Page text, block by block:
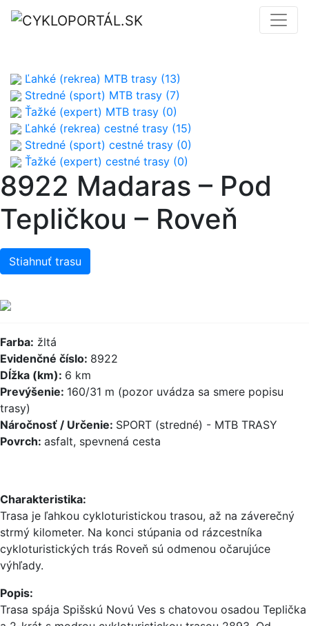
Ľahké (rekrea) MTB trasy (13)
Stredné (sport) MTB trasy (7)
Ťažké (expert) MTB trasy (0)
Ľahké (rekrea) cestné trasy (15)
Stredné (sport) cestné trasy (0)
Ťažké (expert) cestné trasy (0)
8922 Madaras – Pod
Tepličkou – Roveň
Stiahnuť trasu
Farba: žltá
Evidenčné číslo: 8922
Dĺžka (km): 6 km
Prevýšenie: 160/31 m (pozor uvádza sa smere popisu
trasy)
Náročnosť / Určenie: SPORT (stredné) - MTB TRASY
Povrch: asfalt, spevnená cesta
Charakteristika:
Trasa je ľahkou cykloturistickou trasou, až na záverečný
strmý kilometer. Na konci stúpania od rázcestníka
cykloturistických trás Roveň sú odmenou očarujúce
výhľady.
Popis:
Trasa spája Spišskú Novú Ves s chatovou osadou Teplička